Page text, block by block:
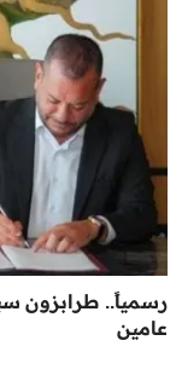
رسمياً.. طرابزون
عامين